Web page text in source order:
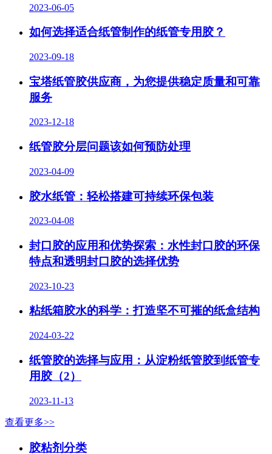
2023-06-05
如何选择适合纸管制作的纸管专用胶？
2023-09-18
宝塔纸管胶供应商，为您提供稳定质量和可靠
服务
2023-12-18
纸管胶分层问题该如何预防处理
2023-04-09
胶水纸管：轻松搭建可持续环保包装
2023-04-08
封口胶的应用和优势探索：水性封口胶的环保
特点和透明封口胶的选择优势
2023-10-23
粘纸箱胶水的科学：打造坚不可摧的纸盒结构
2024-03-22
纸管胶的选择与应用：从淀粉纸管胶到纸管专
用胶（2）
2023-11-13
查看更多>>
胶粘剂分类